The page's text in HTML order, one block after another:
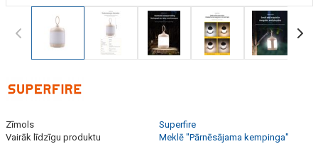
Zīmols
Superfire
Vairāk līdzīgu produktu
Meklē "Pārnēsājama kempinga"